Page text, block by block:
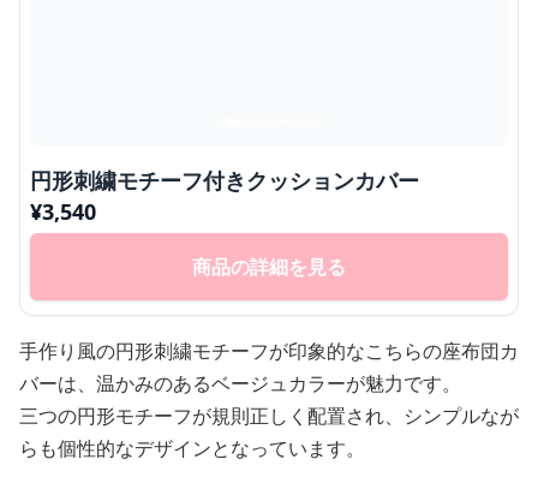
円形刺繍モチーフ付きクッションカバー
¥3,540
商品の詳細を見る
手作り風の円形刺繍モチーフが印象的なこちらの座布団カ
バーは、温かみのあるベージュカラーが魅力です。
三つの円形モチーフが規則正しく配置され、シンプルなが
らも個性的なデザインとなっています。